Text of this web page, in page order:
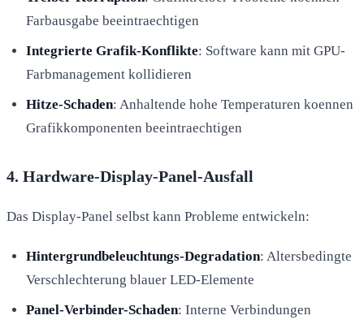
Farbausgabe beeintraechtigen
Integrierte Grafik-Konflikte: Software kann mit GPU-
Farbmanagement kollidieren
Hitze-Schaden: Anhaltende hohe Temperaturen koennen
Grafikkomponenten beeintraechtigen
4. Hardware-Display-Panel-Ausfall
Das Display-Panel selbst kann Probleme entwickeln:
Hintergrundbeleuchtungs-Degradation: Altersbedingte
Verschlechterung blauer LED-Elemente
Panel-Verbinder-Schaden: Interne Verbindungen